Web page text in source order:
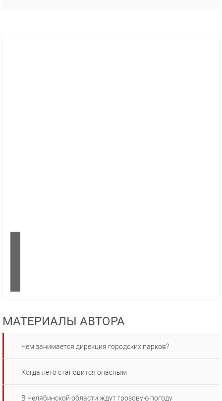
МАТЕРИАЛЫ АВТОРА
Чем занимается дирекция городских парков?
Когда лето становится опасным
В Челябинской области ждут грозовую погоду